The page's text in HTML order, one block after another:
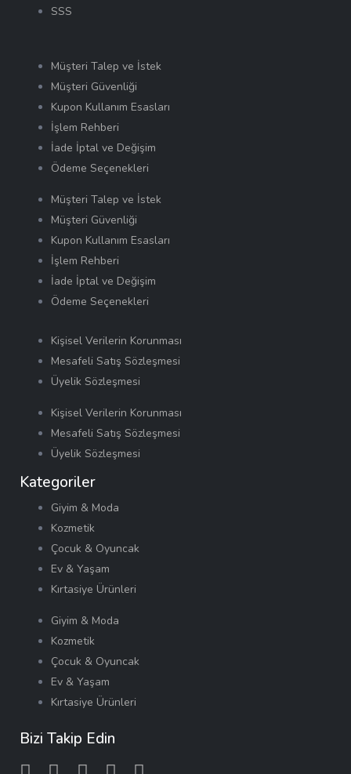
SSS
Müşteri Talep ve İstek
Müşteri Güvenliği
Kupon Kullanım Esasları
İşlem Rehberi
İade İptal ve Değişim
Ödeme Seçenekleri
Müşteri Talep ve İstek
Müşteri Güvenliği
Kupon Kullanım Esasları
İşlem Rehberi
İade İptal ve Değişim
Ödeme Seçenekleri
Kişisel Verilerin Korunması
Mesafeli Satış Sözleşmesi
Üyelik Sözleşmesi
Kişisel Verilerin Korunması
Mesafeli Satış Sözleşmesi
Üyelik Sözleşmesi
Kategoriler
Giyim & Moda
Kozmetik
Çocuk & Oyuncak
Ev & Yaşam
Kırtasiye Ürünleri
Giyim & Moda
Kozmetik
Çocuk & Oyuncak
Ev & Yaşam
Kırtasiye Ürünleri
Bizi Takip Edin